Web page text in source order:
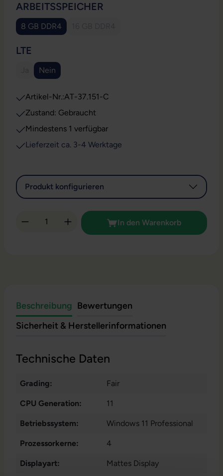
ARBEITSSPEICHER
8 GB DDR4
LTE
(Diese Option ist zurzeit nicht verfügbar.)
Nein
Artikel-Nr.:AT-37.151-C
Zustand: Gebraucht
Mindestens 1 verfügbar
Lieferzeit ca. 3-4 Werktage
Produkt konfigurieren
Produkt Anzahl: Gib den gewünschten
In den Warenkorb
Beschreibung Bewertungen
Sicherheit & Herstellerinformationen
Technische Daten
Grading: Fair
CPU Generation: 11
Betriebssystem: Windows 11 Professional
Prozessorkerne: 4
Displayart: Mattes Display